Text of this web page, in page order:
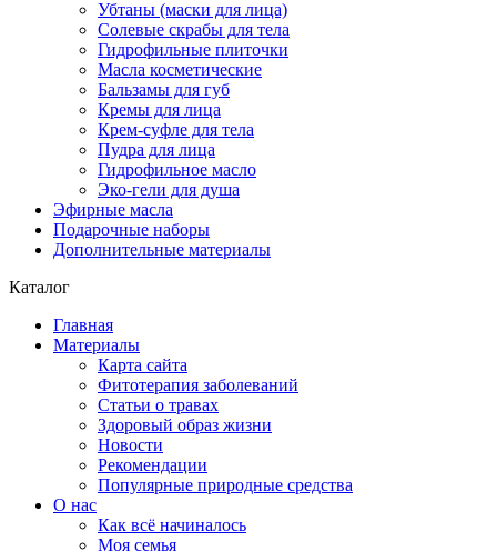
Убтаны (маски для лица)
Солевые скрабы для тела
Гидрофильные плиточки
Масла косметические
Бальзамы для губ
Кремы для лица
Крем-суфле для тела
Пудра для лица
Гидрофильное масло
Эко-гели для душа
Эфирные масла
Подарочные наборы
Дополнительные материалы
Каталог
Главная
Материалы
Карта сайта
Фитотерапия заболеваний
Статьи о травах
Здоровый образ жизни
Новости
Рекомендации
Популярные природные средства
О нас
Как всё начиналось
Моя семья